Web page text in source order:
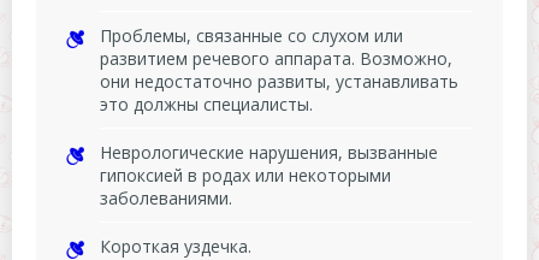
Проблемы, связанные со слухом или
развитием речевого аппарата. Возможно,
они недостаточно развиты, устанавливать
это должны специалисты.
Неврологические нарушения, вызванные
гипоксией в родах или некоторыми
заболеваниями.
Короткая уздечка.